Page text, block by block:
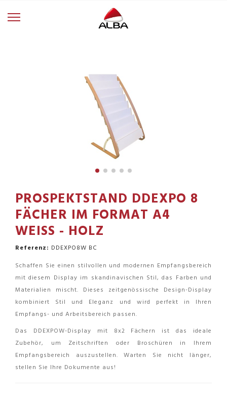
PROSPEKTSTAND DDEXPO 8
FÄCHER IM FORMAT A4
WEISS - HOLZ
Referenz: DDEXPO8W BC
Schaffen Sie einen stilvollen und modernen Empfangsbereich
mit diesem Display im skandinavischen Stil, das Farben und
Materialien mischt. Dieses zeitgenössische Design-Display
kombiniert Stil und Eleganz und wird perfekt in Ihren
Empfangs- und Arbeitsbereich passen.
Das DDEXPOW-Display mit 8x2 Fächern ist das ideale
Zubehör, um Zeitschriften oder Broschüren in Ihrem
Empfangsbereich auszustellen. Warten Sie nicht länger,
stellen Sie Ihre Dokumente aus!